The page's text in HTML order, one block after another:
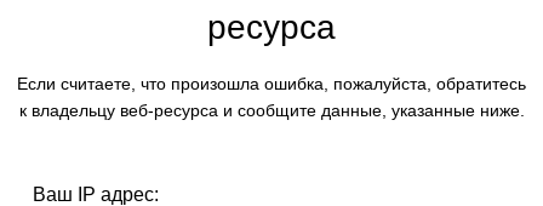
ресурса
Если считаете, что произошла ошибка, пожалуйста, обратитесь
к владельцу веб-ресурса и сообщите данные, указанные ниже.
Ваш IP адрес: